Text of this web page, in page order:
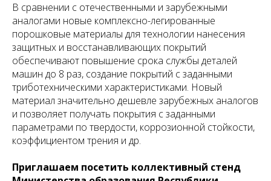
В сравнении с отечественными и зарубежными
аналогами новые комплексно-легированные
порошковые материалы для технологии нанесения
защитных и восстанавливающих покрытий
обеспечивают повышение срока службы деталей
машин до 8 раз, создание покрытий с заданными
триботехническими характеристиками. Новый
материал значительно дешевле зарубежных аналогов
и позволяет получать покрытия с заданными
параметрами по твердости, коррозионной стойкости,
коэффициентом трения и др.
Приглашаем посетить коллективный стенд